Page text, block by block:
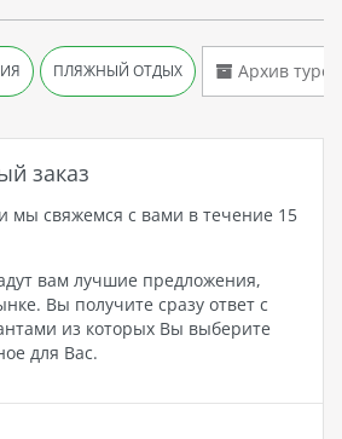
заказ
мы свяжемся с вами в течение 15
вам лучшие предложения,
Вы получите сразу ответ с
из которых Вы выберите
для Вас.
ПЛЯЖНЫЙ ОТДЫХ Архив туров